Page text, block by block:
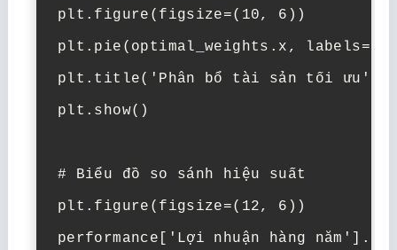
plt.figure(figsize=(10, 6))
plt.pie(optimal_weights.x,
plt.title('Phân bổ tài sản tối ưu')
plt.show()
# Biểu đồ so sánh hiệu suất
plt.figure(figsize=(12, 6))
performance['Lợi nhuận hàng